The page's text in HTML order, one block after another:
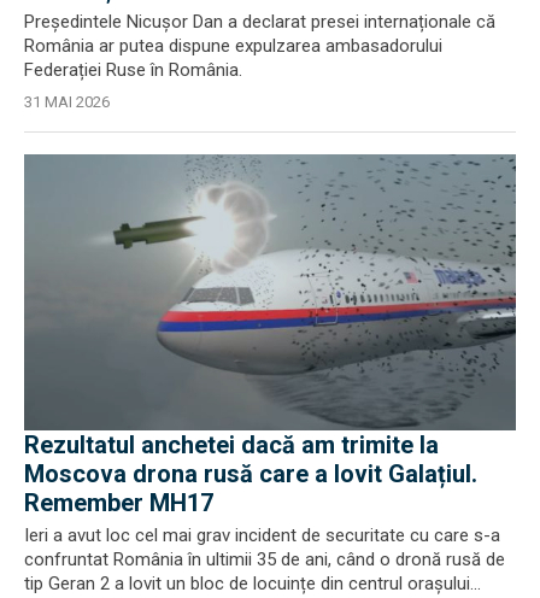
Președintele Nicușor Dan a declarat presei internaționale că
România ar putea dispune expulzarea ambasadorului
Federației Ruse în România.
31 MAI 2026
Rezultatul anchetei dacă am trimite la
Moscova drona rusă care a lovit Galațiul.
Remember MH17
Ieri a avut loc cel mai grav incident de securitate cu care s-a
confruntat România în ultimii 35 de ani, când o dronă rusă de
tip Geran 2 a lovit un bloc de locuințe din centrul orașului...